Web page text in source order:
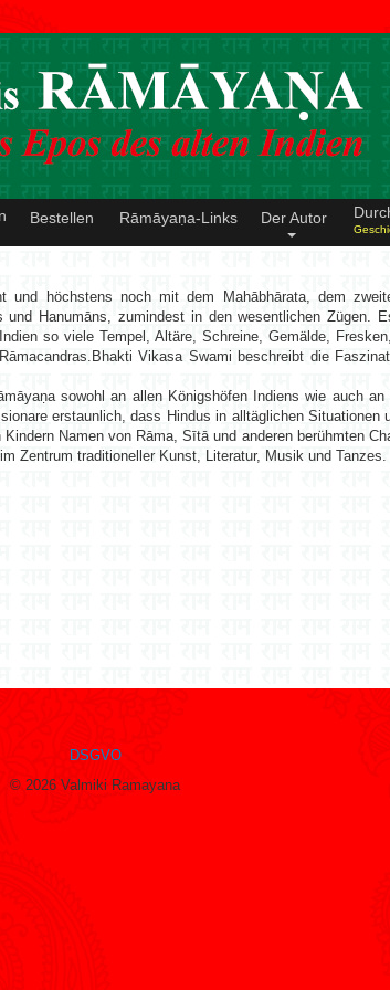
Bestellen Rāmāyaṇa-Links Der Autor
und höchstens noch mit dem Mahābhārata, dem
Hanumāns, zumindest in den wesentlichen Zügen.
so viele Tempel, Altäre, Schreine, Gemälde,
Vikasa Swami beschreibt die
sowohl an allen Königshöfen Indiens wie auch
erstaunlich, dass Hindus in alltäglichen Situationen
Namen von Rāma, Sītā und anderen berühmten
Zentrum traditioneller Kunst, Literatur, Musik und Tanzes.
DSGVO
© 2026 Valmiki Ramayana